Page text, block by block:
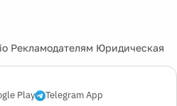
Рекламодателям Юридическая
Play Telegram App